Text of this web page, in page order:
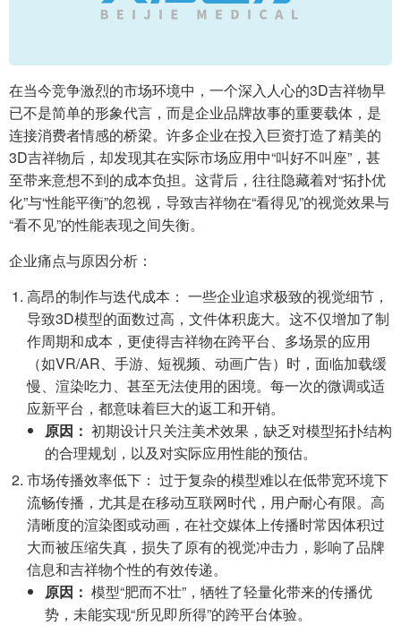
在当今竞争激烈的市场环境中，一个深入人心的3D吉祥物早
已不是简单的形象代言，而是企业品牌故事的重要载体，是
连接消费者情感的桥梁。许多企业在投入巨资打造了精美的
3D吉祥物后，却发现其在实际市场应用中“叫好不叫座”，甚
至带来意想不到的成本负担。这背后，往往隐藏着对“拓扑优
化”与“性能平衡”的忽视，导致吉祥物在“看得见”的视觉效果与
“看不见”的性能表现之间失衡。
企业痛点与原因分析：
高昂的制作与迭代成本： 一些企业追求极致的视觉细节，
导致3D模型的面数过高，文件体积庞大。这不仅增加了制
作周期和成本，更使得吉祥物在跨平台、多场景的应用
（如VR/AR、手游、短视频、动画广告）时，面临加载缓
慢、渲染吃力、甚至无法使用的困境。每一次的微调或适
应新平台，都意味着巨大的返工和开销。
原因： 初期设计只关注美术效果，缺乏对模型拓扑结构
的合理规划，以及对实际应用性能的预估。
市场传播效率低下： 过于复杂的模型难以在低带宽环境下
流畅传播，尤其是在移动互联网时代，用户耐心有限。高
清晰度的渲染图或动画，在社交媒体上传播时常因体积过
大而被压缩失真，损失了原有的视觉冲击力，影响了品牌
信息和吉祥物个性的有效传递。
原因： 模型“肥而不壮”，牺牲了轻量化带来的传播优
势，未能实现“所见即所得”的跨平台体验。